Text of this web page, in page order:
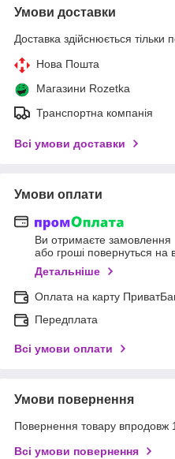
Умови доставки
Доставка здійснюється тільки
Нова Пошта
Магазини Rozetka
Транспортна компанія
Всі умови доставки
Умови оплати
Ви отримаєте замовлення
або гроші повернуться на
Детальніше
Оплата на карту
Передплата
Всі умови оплати
Умови повернення
Повернення товару впродовж
Всі умови повернення